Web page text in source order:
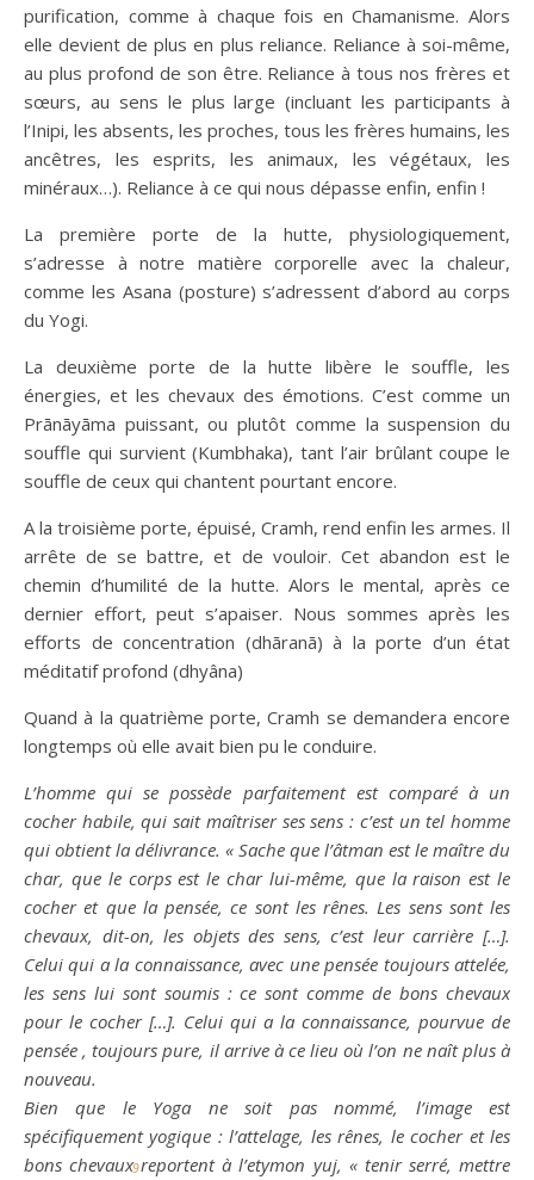
purification, comme à chaque fois en Chamanisme. Alors
elle devient de plus en plus reliance. Reliance à soi-même,
au plus profond de son être. Reliance à tous nos frères et
sœurs, au sens le plus large (incluant les participants à
l’Inipi, les absents, les proches, tous les frères humains, les
ancêtres, les esprits, les animaux, les végétaux, les
minéraux…). Reliance à ce qui nous dépasse enfin, enfin !
La première porte de la hutte, physiologiquement,
s’adresse à notre matière corporelle avec la chaleur,
comme les Asana (posture) s’adressent d’abord au corps
du Yogi.
La deuxième porte de la hutte libère le souffle, les
énergies, et les chevaux des émotions. C’est comme un
Prānāyāma puissant, ou plutôt comme la suspension du
souffle qui survient (Kumbhaka), tant l’air brûlant coupe le
souffle de ceux qui chantent pourtant encore.
A la troisième porte, épuisé, Cramh, rend enfin les armes. Il
arrête de se battre, et de vouloir. Cet abandon est le
chemin d’humilité de la hutte. Alors le mental, après ce
dernier effort, peut s’apaiser. Nous sommes après les
efforts de concentration (dhāranā) à la porte d’un état
méditatif profond (dhyâna)
Quand à la quatrième porte, Cramh se demandera encore
longtemps où elle avait bien pu le conduire.
L’homme qui se possède parfaitement est comparé à un
cocher habile, qui sait maîtriser ses sens : c’est un tel homme
qui obtient la délivrance. « Sache que l’âtman est le maître du
char, que le corps est le char lui-même, que la raison est le
cocher et que la pensée, ce sont les rênes. Les sens sont les
chevaux, dit-on, les objets des sens, c’est leur carrière […].
Celui qui a la connaissance, avec une pensée toujours attelée,
les sens lui sont soumis : ce sont comme de bons chevaux
pour le cocher […]. Celui qui a la connaissance, pourvue de
pensée , toujours pure, il arrive à ce lieu où l’on ne naîtplus à
nouveau.
Bien que le Yoga ne soit pas nommé, l’image est
spécifiquement yogique : l’attelage, les rênes, le cocher et les
bons chevaux reportent à l’etymon yuj, « tenir serré, mettre
9